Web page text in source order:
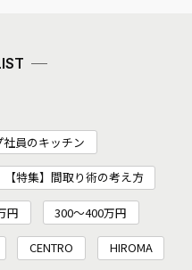
社員のキッチン
【特集】間取り術の考え方
円 300～400万円
CENTRO HIROMA